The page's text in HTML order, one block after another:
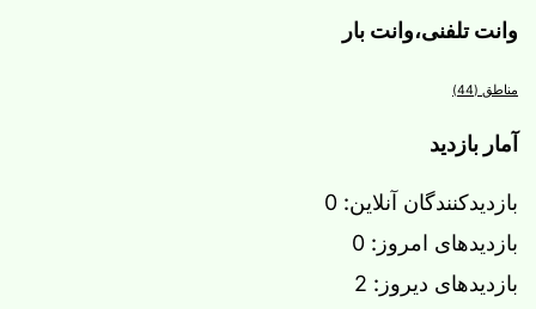
وانت تلفنی،وانت بار
مناطق (44)
آمار بازدید
بازدیدکنندگان آنلاین: 0
بازدیدهای امروز: 0
بازدیدهای دیروز: 2